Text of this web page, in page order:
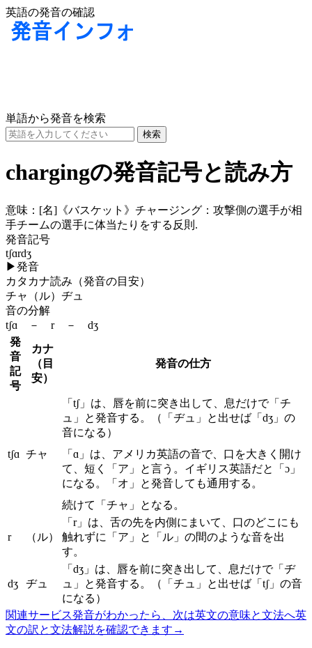
英語の発音の確認
単語から発音を検索
chargingの発音記号と読み方
意味： [名] 《バスケット》チャージング：攻撃側の選手が相
手チームの選手に体当たりをする反則.
発音記号
tʃɑrdʒ
▶発音
カタカナ読み（発音の目安）
チャ（ル）ヂュ
音の分解
tʃɑ － r － dʒ
発
音
記
号
カナ
（目
安）
発音の仕方
tʃɑ チャ
「tʃ」は、唇を前に突き出して、息だけで「チ
ュ」と発音する。（「ヂュ」と出せば「dʒ」の
音になる）
「ɑ」は、アメリカ英語の音で、口を大きく開け
て、短く「ア」と言う。イギリス英語だと「ɔ」
になる。「オ」と発音しても通用する。
続けて「チャ」となる。
r （ル）
「r」は、舌の先を内側にまいて、口のどこにも
触れずに「ア」と「ル」の間のような音を出
す。
dʒ ヂュ
「dʒ」は、唇を前に突き出して、息だけで「ヂ
ュ」と発音する。（「チュ」と出せば「tʃ」の音
になる）
関連サービス発音がわかったら、次は英文の意味と文法へ英
文の訳と文法解説を確認できます →